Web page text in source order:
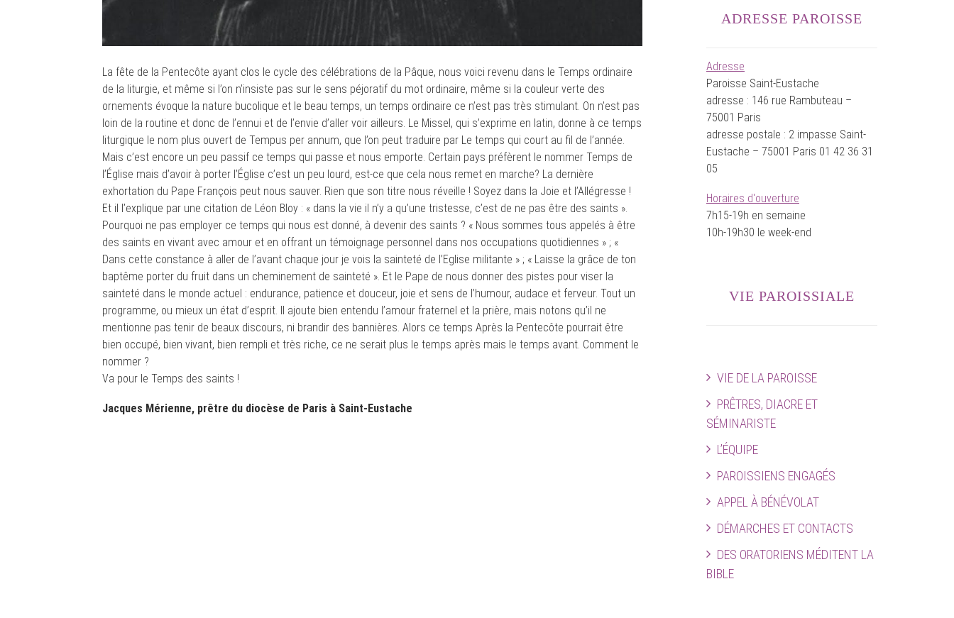
La fête de la Pentecôte ayant clos le cycle des célébrations de la Pâque, nous voici revenu dans le Temps ordinaire
de la liturgie, et même si l’on n’insiste pas sur le sens péjoratif du mot ordinaire, même si la couleur verte des
ornements évoque la nature bucolique et le beau temps, un temps ordinaire ce n’est pas très stimulant. On n’est pas
loin de la routine et donc de l’ennui et de l’envie d’aller voir ailleurs. Le Missel, qui s’exprime en latin, donne à ce temps
liturgique le nom plus ouvert de Tempus per annum, que l’on peut traduire par Le temps qui court au fil de l’année.
Mais c’est encore un peu passif ce temps qui passe et nous emporte. Certain pays préfèrent le nommer Temps de
l’Église mais d’avoir à porter l’Église c’est un peu lourd, est-ce que cela nous remet en marche? La dernière
exhortation du Pape François peut nous sauver. Rien que son titre nous réveille ! Soyez dans la Joie et l’Allégresse !
Et il l’explique par une citation de Léon Bloy : « dans la vie il n’y a qu’une tristesse, c’est de ne pas être des saints ».
Pourquoi ne pas employer ce temps qui nous est donné, à devenir des saints ? « Nous sommes tous appelés à être
des saints en vivant avec amour et en offrant un témoignage personnel dans nos occupations quotidiennes » ; «
Dans cette constance à aller de l’avant chaque jour je vois la sainteté de l’Eglise militante » ; « Laisse la grâce de ton
baptême porter du fruit dans un cheminement de sainteté ». Et le Pape de nous donner des pistes pour viser la
sainteté dans le monde actuel : endurance, patience et douceur, joie et sens de l’humour, audace et ferveur. Tout un
programme, ou mieux un état d’esprit. Il ajoute bien entendu l’amour fraternel et la prière, mais notons qu’il ne
mentionne pas tenir de beaux discours, ni brandir des bannières. Alors ce temps Après la Pentecôte pourrait être
bien occupé, bien vivant, bien rempli et très riche, ce ne serait plus le temps après mais le temps avant. Comment le
nommer ?
Va pour le Temps des saints !
Jacques Mérienne, prêtre du diocèse de Paris à Saint-Eustache
ADRESSE PAROISSE
Adresse
Paroisse Saint-Eustache
adresse : 146 rue Rambuteau –
75001 Paris
adresse postale : 2 impasse Saint-
Eustache – 75001 Paris 01 42 36 31
05
Horaires d'ouverture
7h15-19h en semaine
10h-19h30 le week-end
VIE PAROISSIALE
VIE DE LA PAROISSE
PRÊTRES, DIACRE ET
SÉMINARISTE
L’ÉQUIPE
PAROISSIENS ENGAGÉS
APPEL À BÉNÉVOLAT
DÉMARCHES ET CONTACTS
DES ORATORIENS MÉDITENT LA
BIBLE